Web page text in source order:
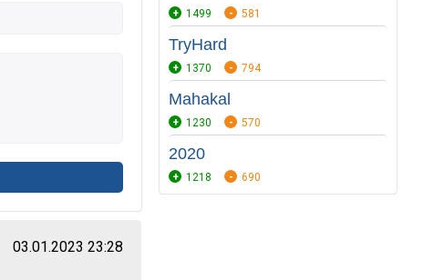
03.01.2023 23:28
1499 581
TryHard
1370 794
Mahakal
1230 570
2020
1218 690